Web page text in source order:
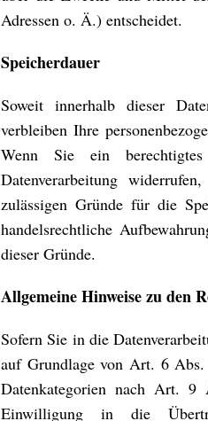
Adressen o. Ä.) entscheidet.
Speicherdauer
Soweit innerhalb dieser
verbleiben Ihre
Wenn Sie ein
Datenverarbeitung
zulässigen Gründe für die
handelsrechtliche
dieser Gründe.
Allgemeine Hinweise zu den
Sofern Sie in die
auf Grundlage von Art. 6
Datenkategorien nach Art. 9
Einwilligung in die